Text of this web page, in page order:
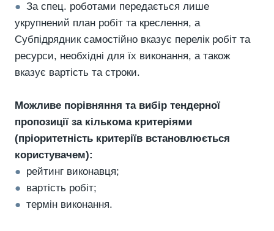
● За спец. роботами передається лише
укрупнений план робіт та креслення, а
Субпідрядник самостійно вказує перелік робіт та
ресурси, необхідні для їх виконання, а також
вказує вартість та строки.
Можливе порівняння та вибір тендерної
пропозиції за кількома критеріями
(пріоритетність критеріїв встановлюється
користувачем):
● рейтинг виконавця;
● вартість робіт;
● термін виконання.